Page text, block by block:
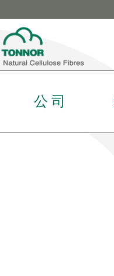
公 司